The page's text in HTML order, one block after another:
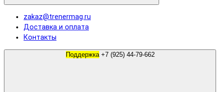
zakaz@trenermag.ru
Доставка и оплата
Контакты
Поддержка +7 (925) 44-79-662